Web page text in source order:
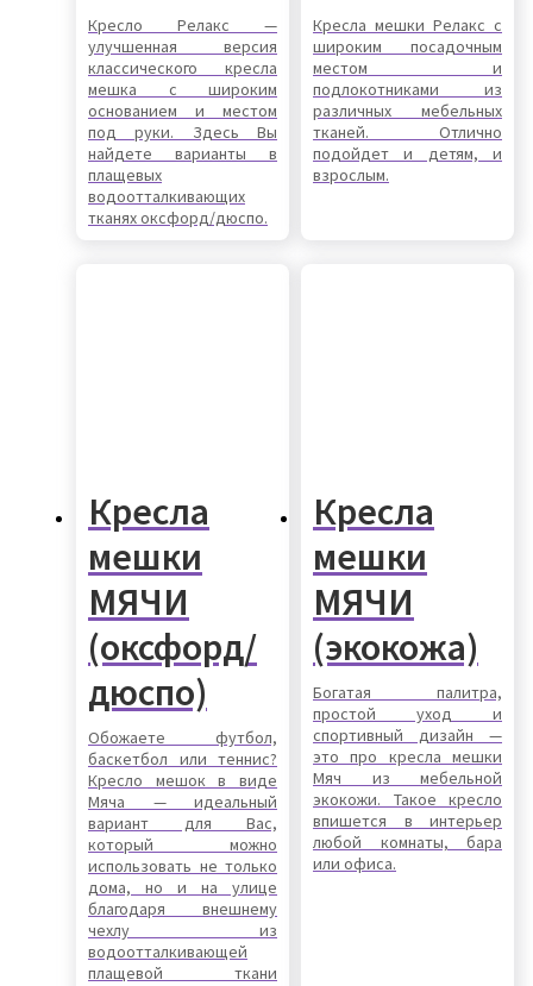
Кресло Релакс —
улучшенная версия
классического кресла
мешка с широким
основанием и местом
под руки. Здесь Вы
найдете варианты в
плащевых
водоотталкивающих
тканях оксфорд/дюспо.
Кресла мешки Релакс с
широким посадочным
местом и
подлокотниками из
различных мебельных
тканей. Отлично
подойдет и детям, и
взрослым.
Кресла
мешки
МЯЧИ
(оксфорд/
дюспо)
Обожаете футбол,
баскетбол или теннис?
Кресло мешок в виде
Мяча — идеальный
вариант для Вас,
который можно
использовать не только
дома, но и на улице
благодаря внешнему
чехлу из
водоотталкивающей
плащевой ткани
Кресла
мешки
МЯЧИ
(экокожа)
Богатая палитра,
простой уход и
спортивный дизайн —
это про кресла мешки
Мяч из мебельной
экокожи. Такое кресло
впишется в интерьер
любой комнаты, бара
или офиса.